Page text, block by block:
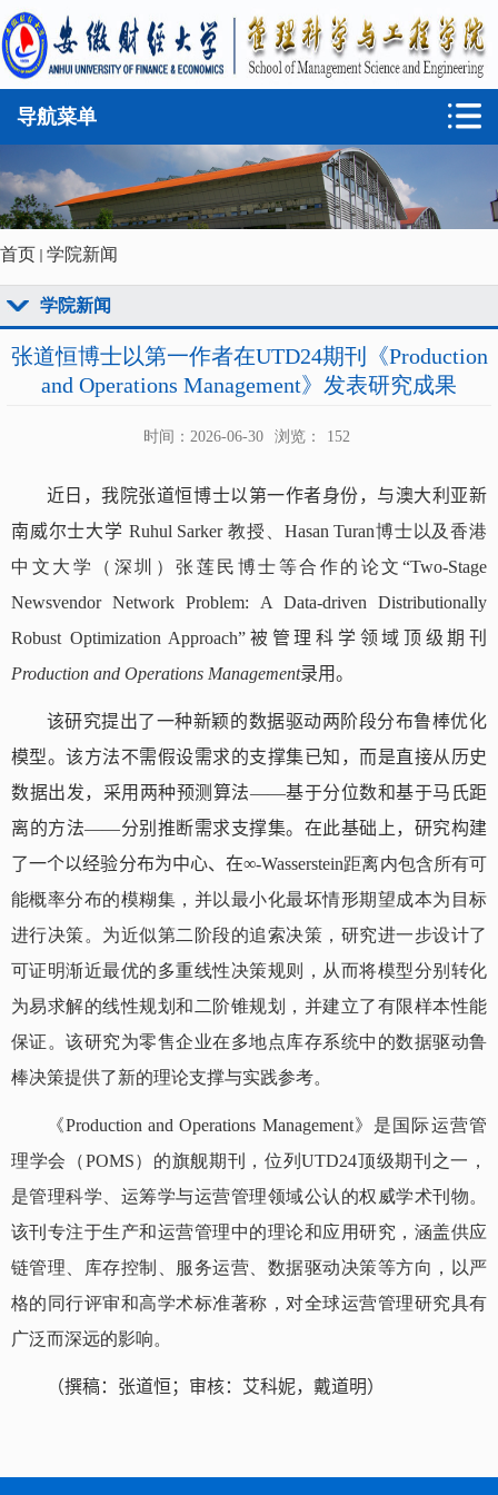
导航菜单
首页 学院新闻
学院新闻
张道恒博士以第一作者在UTD24期刊《Production
and Operations Management》发表研究成果
时间：2026-06-30 浏览： 152
近日，我院张道恒博士以第一作者身份，与澳大利亚新
南威尔士大学 Ruhul Sarker教授、 Hasan Turan博士以及香港
中文大学（深圳）张莲民博士等合作的论文“Two-Stage
Newsvendor Network Problem: A Data-driven Distributionally
Robust Optimization Approach” 被 管理科学领域顶级期刊
Production and Operations Management录用。
该研究提出了一种新颖的数据驱动两阶段分布鲁棒优化
模型。该方法不需假设需求的支撑集已知，而是直接从历史
数据出发，采用两种预测算法——基于分位数和基于马氏距
离的方法——分别推断需求支撑集。在此基础上，研究构建
了一个以经验分布为中心、在∞-Wasserstein距离内包含所有可
能概率分布的模糊集，并以最小化最坏情形期望成本为目标
进行决策。为近似第二阶段的追索决策，研究进一步设计了
可证明渐近最优的多重线性决策规则，从而将模型分别转化
为易求解的线性规划和二阶锥规划，并建立了有限样本性能
保证。该研究为零售企业在多地点库存系统中的数据驱动鲁
棒决策提供了新的理论支撑与实践参考。
《Production and Operations Management》是国际运营管
理学会（POMS）的旗舰期刊，位列UTD24顶级期刊之一，
是管理科学、运筹学与运营管理领域公认的权威学术刊物。
该刊专注于生产和运营管理中的理论和应用研究，涵盖供应
链管理、库存控制、服务运营、数据驱动决策等方向，以严
格的同行评审和高学术标准著称，对全球运营管理研究具有
广泛而深远的影响。
（撰稿：张道恒；审核：艾科妮，戴道明 ）